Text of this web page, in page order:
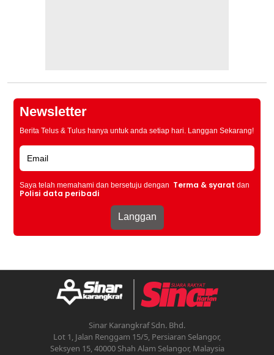
Newsletter
Berita Telus & Tulus hanya untuk anda setiap hari. Langgan Sekarang!
Saya telah memahami dan bersetuju dengan Terma & syarat dan
Polisi data peribadi
Sinar Karangkraf Sdn. Bhd.
Lot 1, Jalan Renggam 15/5, Persiaran Selangor,
Seksyen 15, 40000 Shah Alam Selangor, Malaysia